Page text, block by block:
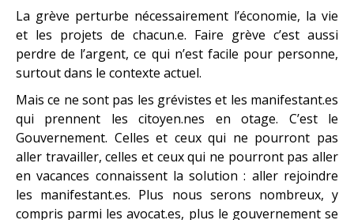
La grève perturbe nécessairement l’économie, la vie
et les projets de chacun.e. Faire grève c’est aussi
perdre de l’argent, ce qui n’est facile pour personne,
surtout dans le contexte actuel.
Mais ce ne sont pas les grévistes et les manifestant.es
qui prennent les citoyen.nes en otage. C’est le
Gouvernement. Celles et ceux qui ne pourront pas
aller travailler, celles et ceux qui ne pourront pas aller
en vacances connaissent la solution : aller rejoindre
les manifestant.es. Plus nous serons nombreux, y
compris parmi les avocat.es, plus le gouvernement se